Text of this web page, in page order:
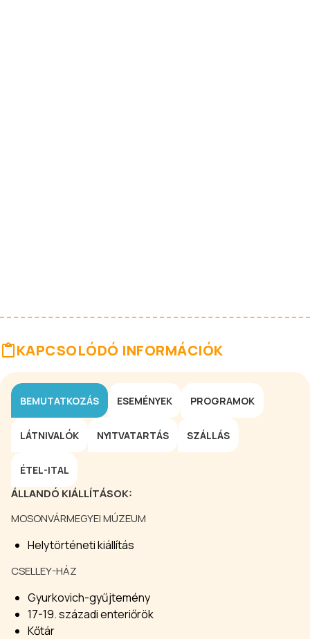
KAPCSOLÓDÓ INFORMÁCIÓK
BEMUTATKOZÁS ESEMÉNYEK PROGRAMOK
LÁTNIVALÓK NYITVATARTÁS SZÁLLÁS
ÉTEL-ITAL
ÁLLANDÓ KIÁLLÍTÁSOK:
MOSONVÁRMEGYEI MÚZEUM
Helytörténeti kiállítás
CSELLEY-HÁZ
Gyurkovich-gyűjtemény
17-19. századi enteriőrök
Kőtár